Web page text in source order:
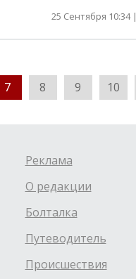
25 Сентября 10:34 |
7 8 9 10
Реклама
О редакции
Болталка
Путеводитель
Происшествия